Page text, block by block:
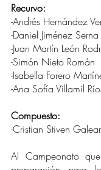
Recurvo:
-Andrés Hernández
-Daniel Jiménez Serna
-Juan Martín León
-Simón Nieto Román
-Isabella Forero
-Ana Sofía Villamil
Compuesto:
-Cristian Stiven
Al Campeonato